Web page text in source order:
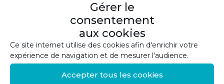
Gérer le
consentement
aux cookies
Ce site internet utilise des cookies afin d'enrichir votre
expérience de navigation et de mesurer l'audience.
Accepter tous les cookies
Mentions légales
Politique de confidentialité
Politique de cookies (UE)